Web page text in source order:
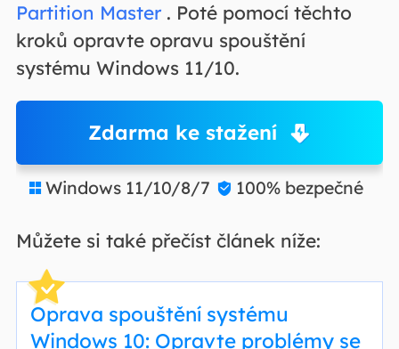
Partition Master. Poté pomocí těchto
kroků opravte opravu spouštění
systému Windows 11/10.
Zdarma ke stažení
 Windows 11/10/8/7  100% bezpečné
Můžete si také přečíst článek níže:
Oprava spouštění systému
Windows 10: Opravte problémy se